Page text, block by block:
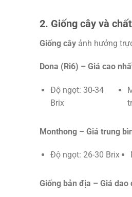
2. Giống cây và
Giống cây ảnh hưởng
Dona (Ri6) – Giá cao
Độ ngọt: 30-34
Brix
Monthong – Giá trung
Độ ngọt: 26-30 Brix
Giống bản địa – Giá dao